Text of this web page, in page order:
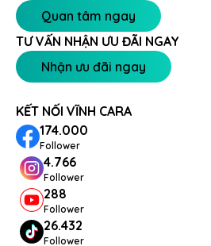
Quan tâm ngay
TƯ VẤN NHẬN ƯU ĐÃI NGAY
Nhận ưu đãi ngay
KẾT NỐI VĨNH CARA
174.000
Follower
4.766
Follower
288
Follower
26.432
Follower